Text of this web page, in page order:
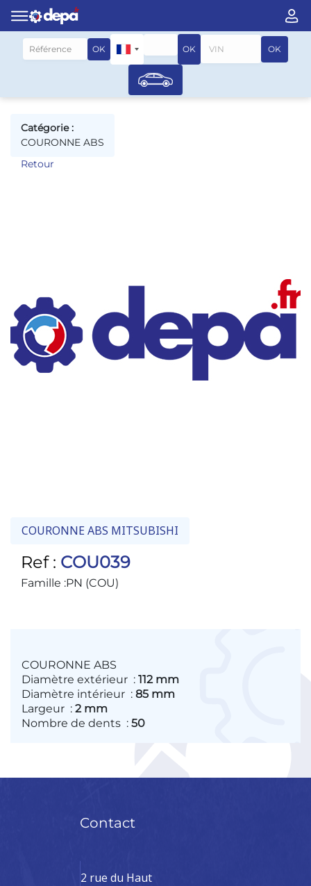
OK OK OK
Rechercher par véhicule
Catégorie :
COURONNE ABS
Retour
COURONNE ABS MITSUBISHI
Ref : COU039
Famille :PN (COU)
COURONNE ABS
Diamètre extérieur : 112 mm
Diamètre intérieur : 85 mm
Largeur : 2 mm
Nombre de dents : 50
Contact
2 rue du Haut